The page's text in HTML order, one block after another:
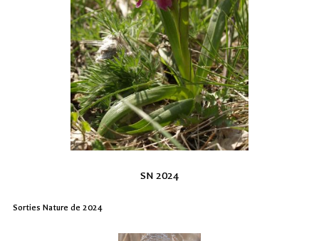
SN 2024
Sorties Nature de 2024